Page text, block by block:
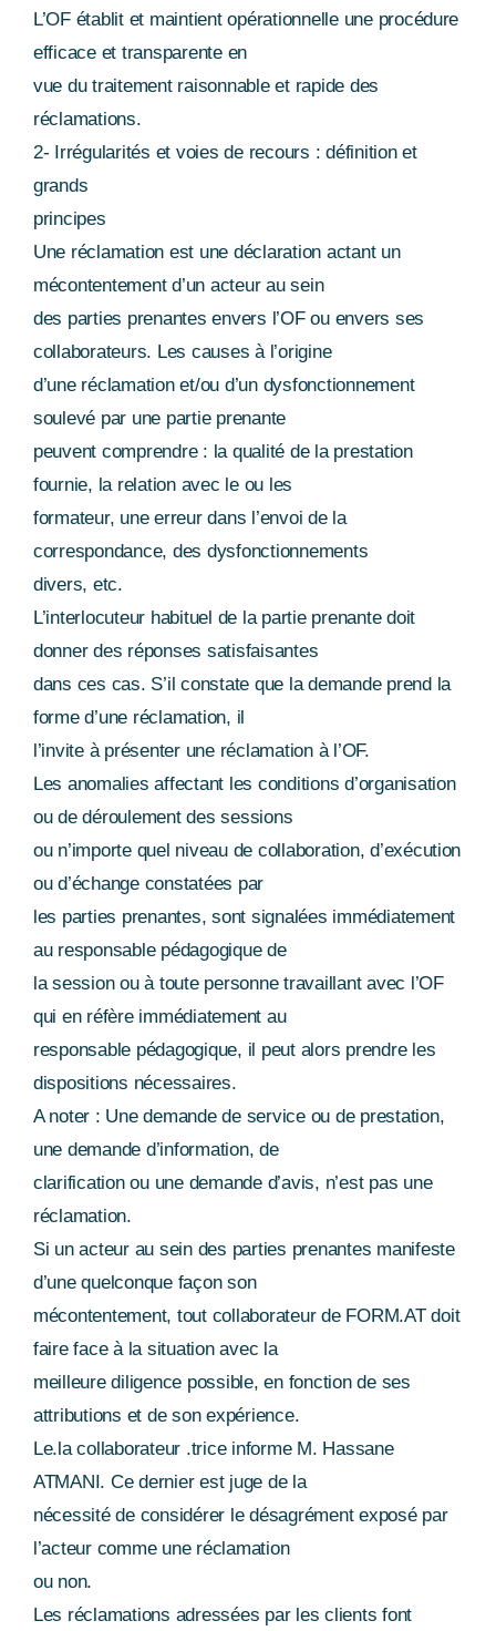
L’OF établit et maintient opérationnelle une procédure
efficace et transparente en
vue du traitement raisonnable et rapide des
réclamations.
2- Irrégularités et voies de recours : définition et
grands
principes
Une réclamation est une déclaration actant un
mécontentement d’un acteur au sein
des parties prenantes envers l’OF ou envers ses
collaborateurs. Les causes à l’origine
d’une réclamation et/ou d’un dysfonctionnement
soulevé par une partie prenante
peuvent comprendre : la qualité de la prestation
fournie, la relation avec le ou les
formateur, une erreur dans l’envoi de la
correspondance, des dysfonctionnements
divers, etc.
L’interlocuteur habituel de la partie prenante doit
donner des réponses satisfaisantes
dans ces cas. S’il constate que la demande prend la
forme d’une réclamation, il
l’invite à présenter une réclamation à l’OF.
Les anomalies affectant les conditions d’organisation
ou de déroulement des sessions
ou n’importe quel niveau de collaboration, d’exécution
ou d’échange constatées par
les parties prenantes, sont signalées immédiatement
au responsable pédagogique de
la session ou à toute personne travaillant avec l’OF
qui en réfère immédiatement au
responsable pédagogique, il peut alors prendre les
dispositions nécessaires.
A noter : Une demande de service ou de prestation,
une demande d’information, de
clarification ou une demande d’avis, n’est pas une
réclamation.
Si un acteur au sein des parties prenantes manifeste
d’une quelconque façon son
mécontentement, tout collaborateur de FORM.AT doit
faire face à la situation avec la
meilleure diligence possible, en fonction de ses
attributions et de son expérience.
Le.la collaborateur .trice informe M. Hassane
ATMANI. Ce dernier est juge de la
nécessité de considérer le désagrément exposé par
l’acteur comme une réclamation
ou non.
Les réclamations adressées par les clients font